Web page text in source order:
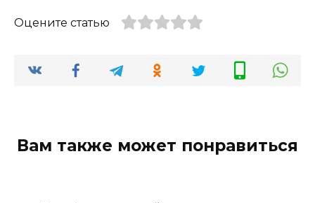
Оцените статью
Вам также может понравиться